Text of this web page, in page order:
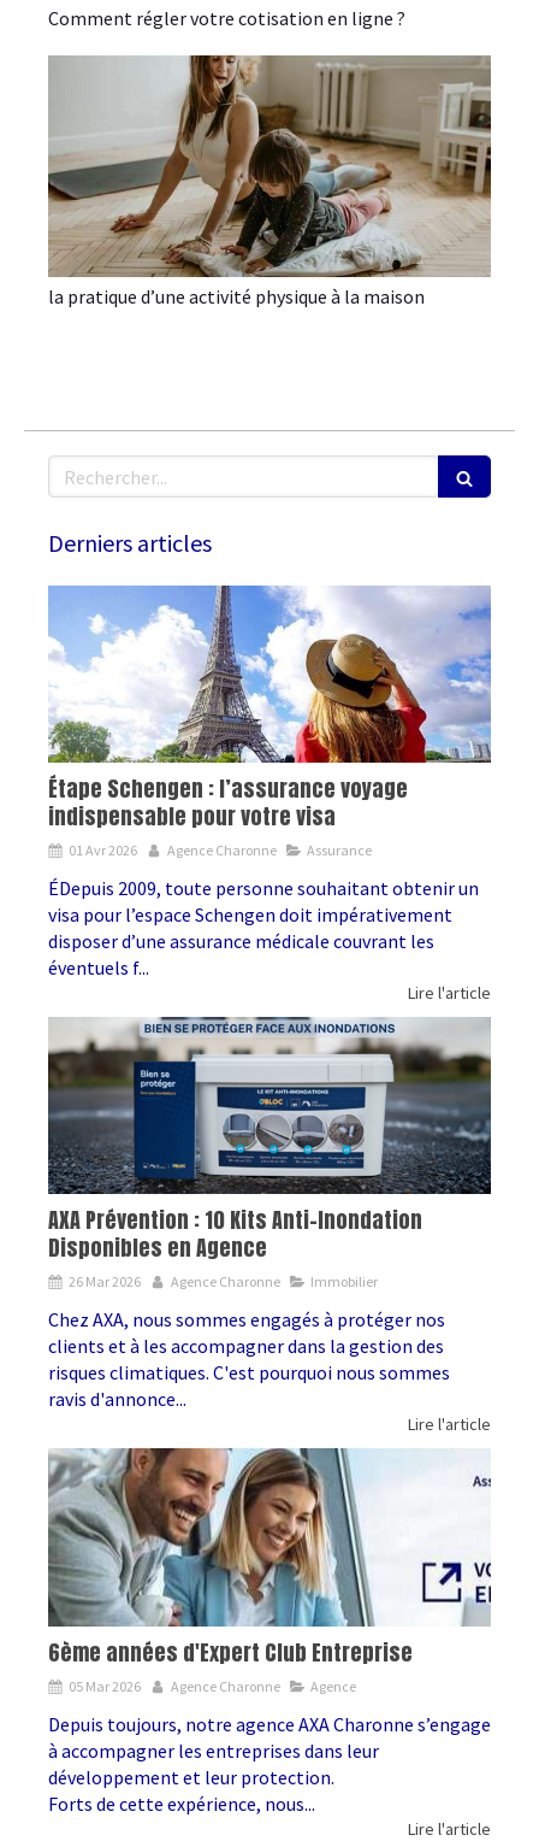
Comment régler votre cotisation en ligne ?
la pratique d’une activité physique à la maison
Rechercher
Derniers articles
Étape Schengen : l’assurance voyage
indispensable pour votre visa
01 Avr 2026 Agence Charonne Assurance
ÉDepuis 2009, toute personne souhaitant obtenir un
visa pour l’espace Schengen doit impérativement
disposer d’une assurance médicale couvrant les
éventuels f...
Lire l'article
AXA Prévention : 10 Kits Anti-Inondation
Disponibles en Agence
26 Mar 2026 Agence Charonne Immobilier
Chez AXA, nous sommes engagés à protéger nos
clients et à les accompagner dans la gestion des
risques climatiques. C'est pourquoi nous sommes
ravis d'annonce...
Lire l'article
6ème années d'Expert Club Entreprise
05 Mar 2026 Agence Charonne Agence
Depuis toujours, notre agence AXA Charonne s’engage
à accompagner les entreprises dans leur
développement et leur protection.
Forts de cette expérience, nous...
Lire l'article